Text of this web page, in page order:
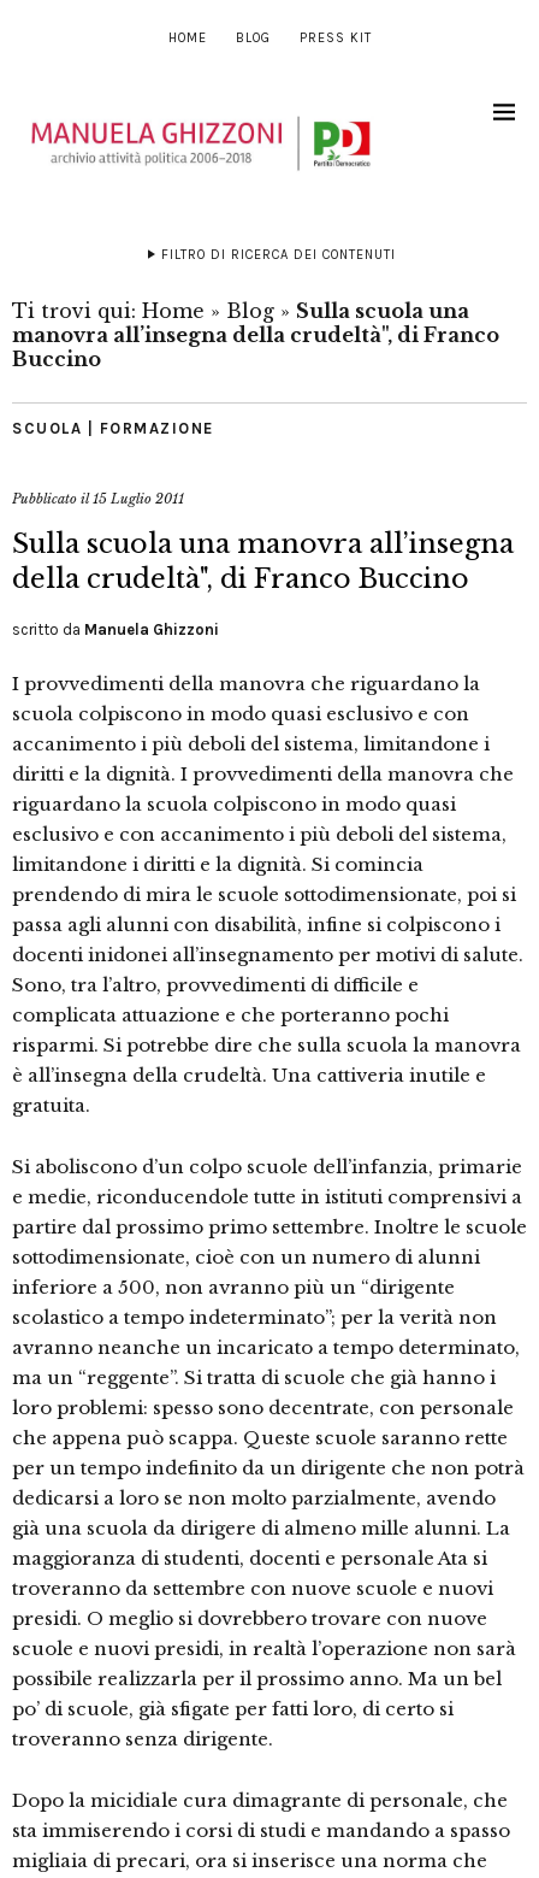
HOME BLOG PRESS KIT
FILTRO DI RICERCA DEI CONTENUTI
Ti trovi qui: Home » Blog » Sulla scuola una
manovra all’insegna della crudeltà", di Franco
Buccino
SCUOLA | FORMAZIONE
Pubblicato il15 Luglio 2011
Sulla scuola una manovra all’insegna
della crudeltà", di Franco Buccino
scritto da Manuela Ghizzoni
I provvedimenti della manovra che riguardano la
scuola colpiscono in modo quasi esclusivo e con
accanimento i più deboli del sistema, limitandone i
diritti e la dignità. I provvedimenti della manovra che
riguardano la scuola colpiscono in modo quasi
esclusivo e con accanimento i più deboli del sistema,
limitandone i diritti e la dignità. Si comincia
prendendo di mira le scuole sottodimensionate, poi si
passa agli alunni con disabilità, infine si colpiscono i
docenti inidonei all’insegnamento per motivi di salute.
Sono, tra l’altro, provvedimenti di difficile e
complicata attuazione e che porteranno pochi
risparmi. Si potrebbe dire che sulla scuola la manovra
è all’insegna della crudeltà. Una cattiveria inutile e
gratuita.
Si aboliscono d’un colpo scuole dell’infanzia, primarie
e medie, riconducendole tutte in istituti comprensivi a
partire dal prossimo primo settembre. Inoltre le scuole
sottodimensionate, cioè con un numero di alunni
inferiore a 500, non avranno più un “dirigente
scolastico a tempo indeterminato”; per la verità non
avranno neanche un incaricato a tempo determinato,
ma un “reggente”. Si tratta di scuole che già hanno i
loro problemi: spesso sono decentrate, con personale
che appena può scappa. Queste scuole saranno rette
per un tempo indefinito da un dirigente che non potrà
dedicarsi a loro se non molto parzialmente, avendo
già una scuola da dirigere di almeno mille alunni. La
maggioranza di studenti, docenti e personale Ata si
troveranno da settembre con nuove scuole e nuovi
presidi. O meglio si dovrebbero trovare con nuove
scuole e nuovi presidi, in realtà l’operazione non sarà
possibile realizzarla per il prossimo anno. Ma un bel
po’ di scuole, già sfigate per fatti loro, di certo si
troveranno senza dirigente.
Dopo la micidiale cura dimagrante di personale, che
sta immiserendo i corsi di studi e mandando a spasso
migliaia di precari, ora si inserisce una norma che